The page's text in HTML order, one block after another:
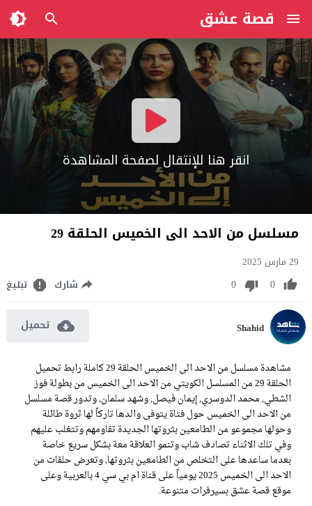
قصة عشق
انقر هنا للإنتقال لصفحة المشاهدة
مسلسل من الاحد الى الخميس الحلقة 29
29 مارس 2025
0
0 شارك تبليغ
Shahid تحميل
مشاهدة مسلسل من الاحد الى الخميس الحلقة 29 كاملة رابط تحميل
الحلقة 29 من المسلسل الكويتي من الاحد الى الخميس من بطولة فوز
الشطي, محمد الدوسري, إيمان فيصل, وشهد سلمان, وتدور قصة مسلسل
من الاحد الى الخميس حول فتاة يتوفى والدها تاركاً لها ثروة طائلة
وحولها مجموعو من الطامعين بثروتها الجديدة تقاومهم وتتغلب عليهم
وفي تلك الاثناء تصادف شاب وتنمو العلاقة معة بشكل سريع خاصة
بعدما ساعدها على التخلص من الطامعين بثروتها, وتعرض حلقات من
الاحد الى الخميس 2025 يومياً على قناة ام بي سي 4 بالعربية وعلى
موقع قصة عشق بسيرفرات متنوعة.